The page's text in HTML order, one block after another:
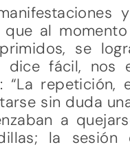
al
se
fácil, nos
“La repetición,
sin duda
a
la sesión